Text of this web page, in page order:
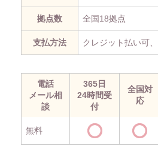
拠点数 全国18拠点
支払方法 クレジット払い可
電話
メール相
談
365日
24時間受
付
全国対
応
無料